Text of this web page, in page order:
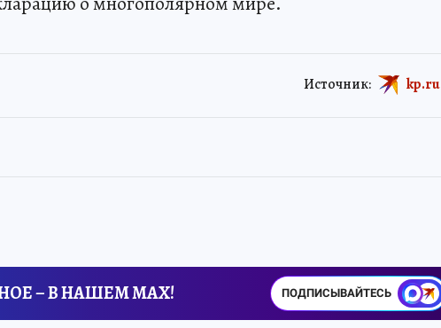
Источник: kp.ru
– В НАШЕМ MAX! ПОДПИСЫВАЙТЕСЬ